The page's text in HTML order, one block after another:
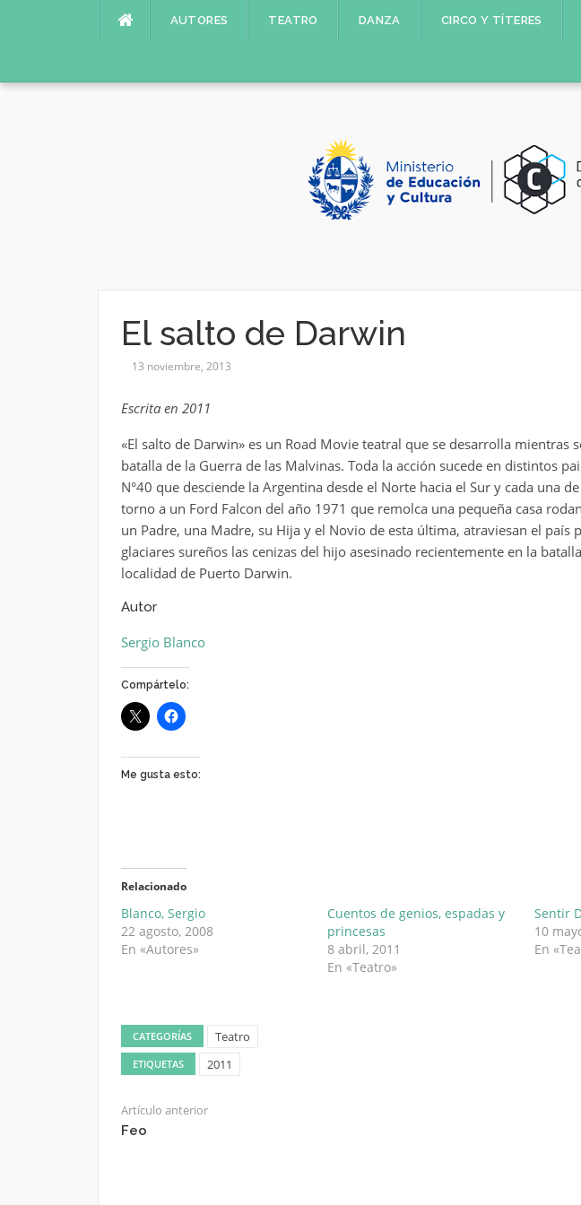
AUTORES TEATRO DANZA CIRCO Y TÍTERES
El salto de Darwin
13 noviembre, 2013
Escrita en 2011
«El salto de Darwin» es un Road Movie teatral que se desarrolla mientras
batalla de la Guerra de las Malvinas. Toda la acción sucede en distintos
N°40 que desciende la Argentina desde el Norte hacia el Sur y cada una
torno a un Ford Falcon del año 1971 que remolca una pequeña casa
un Padre, una Madre, su Hija y el Novio de esta última, atraviesan el país
glaciares sureños las cenizas del hijo asesinado recientemente en la
localidad de Puerto Darwin.
Autor
Sergio Blanco
Compártelo:
Me gusta esto:
Relacionado
Blanco, Sergio
22 agosto, 2008
En «Autores»
Cuentos de genios, espadas y
princesas
8 abril, 2011
En «Teatro»
Sentir
10
En
CATEGORÍAS Teatro
ETIQUETAS 2011
Artículo anterior
Feo